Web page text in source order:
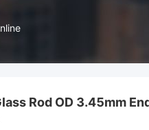
Rod OD 3.45mm